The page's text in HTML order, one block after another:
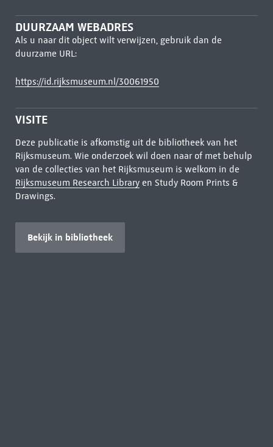
DUURZAAM WEBADRES
Als u naar dit object wilt verwijzen, gebruik dan de
duurzame URL:
https://id.rijksmuseum.nl/30061950
VISITE
Deze publicatie is afkomstig uit de bibliotheek van het
Rijksmuseum. Wie onderzoek wil doen naar of met behulp
van de collecties van het Rijksmuseum is welkom in de
Rijksmuseum Research Libraryen Study Room Prints &
Drawings.
Bekijk in bibliotheek